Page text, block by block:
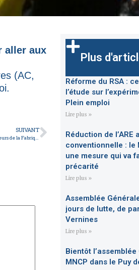
aller aux
(AC,
SUIVANT
À Toulouse, soutien et solidarité à la Maison des chômeurs de la Fabrique Solidaire
Plus
Réforme du RSA :
l’étude sur
Plein emploi
Lire plus »
Réduction de l’ARE
conventionnelle : le
une mesure qui va
précarité
Lire plus »
Assemblée
jours de lutte, de
Vernines
Lire plus »
Bientôt
MNCP dans le Puy